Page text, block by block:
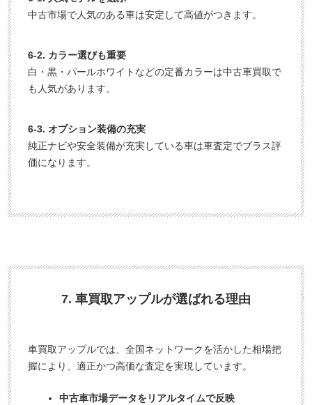
中古市場で人気のある車は安定して高値がつきます。
6-2. カラー選びも重要
白・黒・パールホワイトなどの定番カラーは中古車買取で
も人気があります。
6-3. オプション装備の充実
純正ナビや安全装備が充実している車は車査定でプラス評
価になります。
7. 車買取アップルが選ばれる理由
車買取アップルでは、全国ネットワークを活かした相場把
握により、適正かつ高価な査定を実現しています。
中古車市場データをリアルタイムで反映